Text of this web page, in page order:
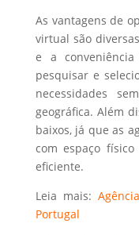
As vantagens de
virtual são
e a conveniência
pesquisar e
necessidades
geográfica. Além
baixos, já que as
com espaço
eficiente.
Leia mais:
Portugal